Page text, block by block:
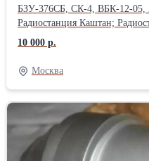
БЗУ-376СБ, СК-4, ВБК-12-05, АРК-
Радиостанция Каштан;
Р-852; Радиостанция Р-855УМ; Радиостанция Баклан-20;
Радиостанция Баклан-5; Продам: Радиостанция Ландыш-5;
Радиостанция Р-863; Преобразователь однофазный ПОС-1000Б;
Блок сбора полётной информации
Автоматический
РИ-65-10; Магнитафон П-503БС; Автоматический Радиокомпас
АРК-УД; Продам: Блок регулирования напряжения
БРН120Т5А-2С; Блок
регулирования защиты
10 000 р.
Москва